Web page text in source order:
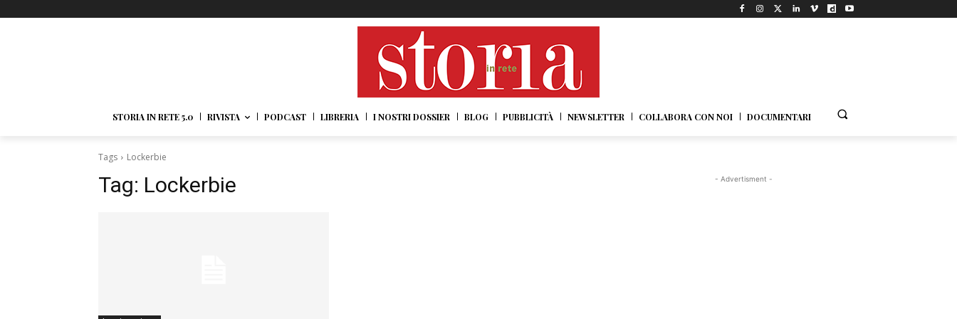
STORIA IN RETE 5.0 RIVISTA PODCAST LIBRERIA I NOSTRI DOSSIER BLOG PUBBLICITÀ NEWSLETTER COLLABORA CON NOI DOCUMENTARI
Tags Lockerbie
Tag: Lockerbie - Advertisment -